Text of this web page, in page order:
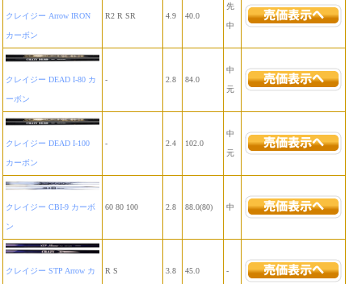
クレイジー Arrow IRON
カーボン
R2 R SR 4.9 40.0
先
中
クレイジー DEAD I-80 カ
ーボン
- 2.8 84.0
中
元
クレイジー DEAD I-100
カーボン
- 2.4 102.0
中
元
クレイジー CBI-9 カーボ
ン
60 80 100 2.8 88.0(80) 中
クレイジー STP Arrow カ R S 3.8 45.0 -